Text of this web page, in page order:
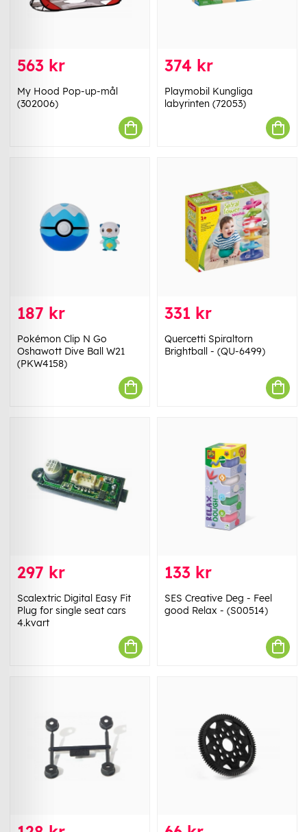
563 kr
My Hood Pop-up-mål
(302006)
374 kr
Playmobil Kungliga
labyrinten (72053)
187 kr
Pokémon Clip N Go
Oshawott Dive Ball W21
(PKW4158)
331 kr
Quercetti Spiraltorn
Brightball - (QU-6499)
297 kr
Scalextric Digital Easy Fit
Plug for single seat cars
4.kvart
133 kr
SES Creative Deg - Feel
good Relax - (S00514)